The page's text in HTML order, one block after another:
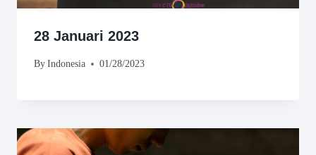
28 Januari 2023
By Indonesia 01/28/2023